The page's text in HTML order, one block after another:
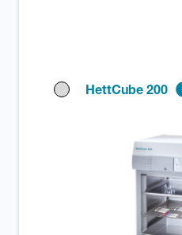
HettCube 200